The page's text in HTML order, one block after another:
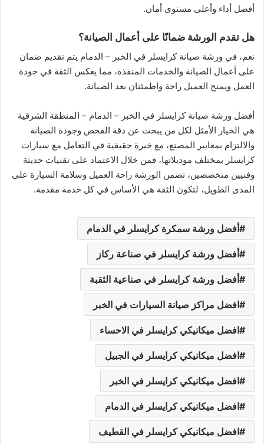
أفضل أداء وأعلى مستوى أمان.
هل تقدم الورشة ضمانًا على أعمال الصيانة؟
نعم، في ورشة صيانة كرايسلر في الخبر – الدمام يتم تقديم ضمان
على أعمال الصيانة والخدمات المنفذة، مما يعكس الثقة في جودة
العمل ويمنح العميل راحة واطمئنان بعد الصيانة.
أفضل ورشة صيانة كرايسلر في الخبر – الدمام – المنطقة الشرقية
هي الخيار الأمثل لكل من يبحث عن دقة الفحص وجودة الصيانة
والالتزام بمعايير المصنع، مع خبرة حقيقية في التعامل مع سيارات
كرايسلر بمختلف موديلاتها، فمن خلال الاعتماد على تقنيات حديثة
وفنيين متخصصين، تضمن الورشة راحة العميل وسلامة السيارة على
المدى الطويل، لتكون الثقة هي الأساس في كل خدمة مقدمة.
أفضل ورشة سمكرة كرايسلر في الدمام
أفضل ورشة كرايسلر في صناعة ركاز
أفضل ورشة كرايسلر في صناعية الثقبة
افضل مراكز صيانة السيارات في الخبر
افضل ميكانيكي كرايسلر في الاحساء
افضل ميكانيكي كرايسلر في الجبيل
افضل ميكانيكي كرايسلر في الخبر
افضل ميكانيكي كرايسلر في الدمام
افضل ميكانيكي كرايسلر في القطيف